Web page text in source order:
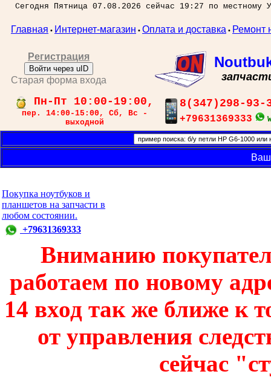
Сегодня Пятница 07.08.2026 сейчас 19:27 по местному
Главная • Интернет-магазин • Оплата и доставка • Ремонт
Регистрация
Войти через uID
Старая форма входа
Пн-Пт 10:00-19:00,
пер. 14:00-15:00, Сб, Вс -
выходной
8(347)298-93-
+79631369333
Покупка ноутбуков и
планшетов на запчасти в
любом состоянии.
+79631369333
Вниманию
работаем по новому
14 вход так же ближе к
от управления
сейчас